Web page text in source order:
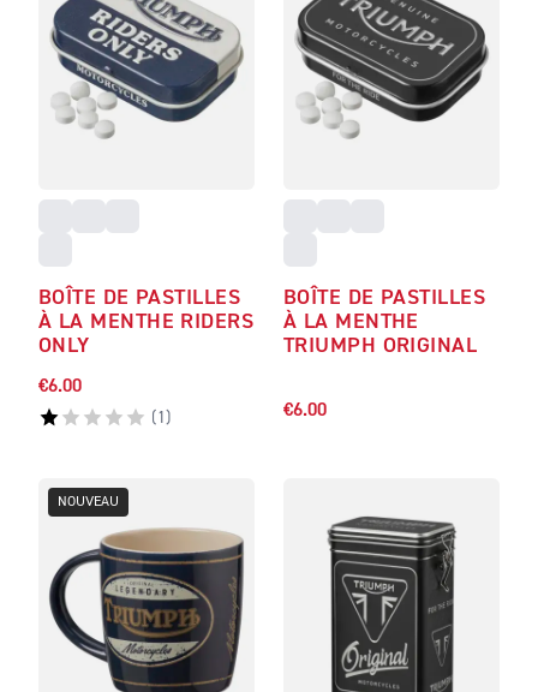
BOÎTE DE PASTILLES
À LA MENTHE RIDERS
ONLY
€6.00
( 1 )
BOÎTE DE PASTILLES
À LA MENTHE
TRIUMPH ORIGINAL
€6.00
NOUVEAU